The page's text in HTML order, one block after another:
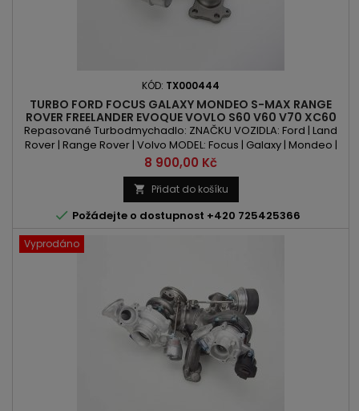
KÓD: TX000444
TURBO FORD FOCUS GALAXY MONDEO S-MAX RANGE
ROVER FREELANDER EVOQUE VOVLO S60 V60 V70 XC60
2.0 T
Repasované Turbodmychadlo: ZNAČKU VOZIDLA: Ford | Land
Rover | Range Rover | Volvo MODEL: Focus | Galaxy | Mondeo |
S-Max | Freelander | Evoque | S60 | V60 | V70 | XC60 KÓD
MOTORU: R9DA | R9DB | R9DC | R9DD | TNBA | TNWA | TNWB | TPBA
| TPWA | 204PT | B 4204 T6 | B 4204 T7 OBSAH: 1999ccm | 2.0 ST |
2.0 SCTi | 2.0 EcoBoost | 2.0 Si | 2.0 T VÝKON:...
Cena
8 900,00 Kč
 Přidat do košíku
 Požádejte o dostupnost +420 725425366
Vyprodáno